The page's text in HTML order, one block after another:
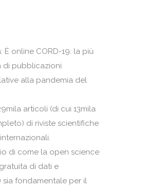
È online CORD-19: la più
di pubblicazioni
alla pandemia del
articoli (di cui 13mila
di riviste scientifiche
di come la open science
di dati e
fondamentale per il